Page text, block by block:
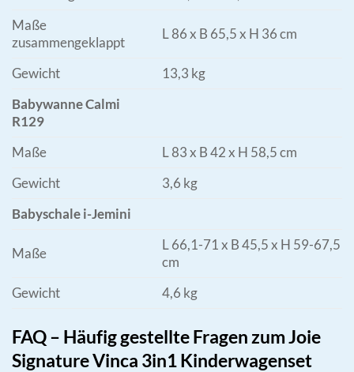
Maße
zusammengeklappt
L 86 x B 65,5 x H 36 cm
Gewicht
13,3 kg
Babywanne Calmi
R129
Maße
L 83 x B 42 x H 58,5 cm
Gewicht
3,6 kg
Babyschale i-Jemini
Maße
L 66,1-71 x B 45,5 x H 59-67,5
cm
Gewicht
4,6 kg
FAQ – Häufig gestellte Fragen zum Joie
Signature Vinca 3in1 Kinderwagenset